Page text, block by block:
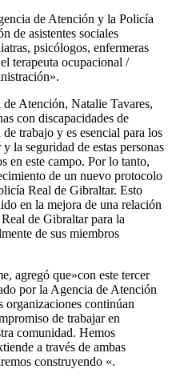
de Atención y la Policía
de asistentes sociales
psicólogos, enfermeras
terapeuta ocupacional /
Atención, Natalie Tavares,
con discapacidades de
trabajo y es esencial para los
la seguridad de estas personas
en este campo. Por lo tanto,
de un nuevo protocolo
Real de Gibraltar. Esto
en la mejora de una relación
de Gibraltar para la
de sus miembros
agregó que»con este tercer
por la Agencia de Atención
organizaciones continúan
de trabajar en
comunidad. Hemos
a través de ambas
construyendo «.